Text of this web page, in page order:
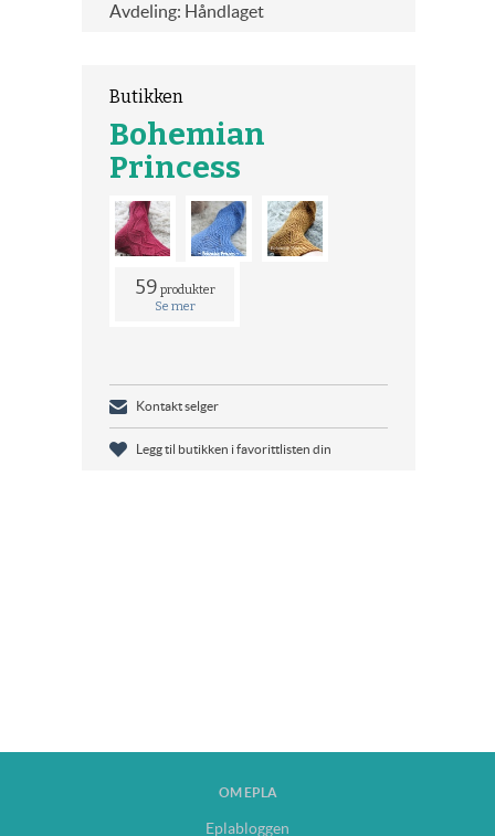
Avdeling: Håndlaget
Butikken
Bohemian
Princess
59 produkter
Se mer
Kontakt selger
Legg til butikken i favorittlisten din
OM EPLA
Eplabloggen